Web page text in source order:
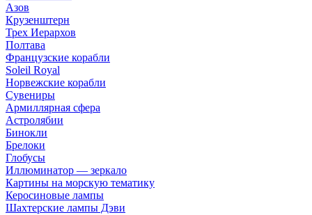
Азов
Крузенштерн
Трех Иерархов
Полтава
Французские корабли
Soleil Royal
Норвежские корабли
Сувениры
Армиллярная сфера
Астролябии
Бинокли
Брелоки
Глобусы
Иллюминатор — зеркало
Картины на морскую тематику
Керосиновые лампы
Шахтерские лампы Дэви